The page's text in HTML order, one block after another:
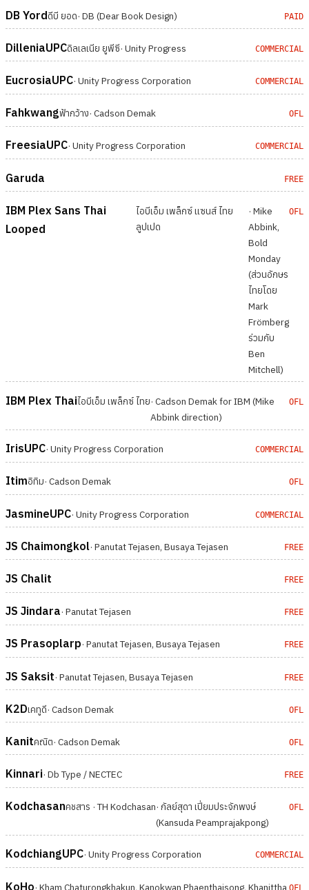
DB Yordดีบี ยอด· DB (Dear Book Design) PAID
DilleniaUPCดิลเลเนีย ยูพีซี· Unity Progress COMMERCIAL
EucrosiaUPC· Unity Progress Corporation COMMERCIAL
Fahkwangฟ้ากว้าง· Cadson Demak OFL
FreesiaUPC· Unity Progress Corporation COMMERCIAL
Garuda FREE
IBM Plex Sans Thai
Looped
ไอบีเอ็ม เพล็กซ์ แซนส์ ไทย
ลูปเปด
· Mike
Abbink,
Bold
Monday
(ส่วนอักษร
ไทยโดย
Mark
Frömberg
ร่วมกับ
Ben
Mitchell)
OFL
IBM Plex Thaiไอบีเอ็ม เพล็กซ์ ไทย· Cadson Demak for IBM (Mike
Abbink direction)
OFL
IrisUPC· Unity Progress Corporation COMMERCIAL
Itimอิทิม· Cadson Demak OFL
JasmineUPC· Unity Progress Corporation COMMERCIAL
JS Chaimongkol· Panutat Tejasen, Busaya Tejasen FREE
JS Chalit FREE
JS Jindara· Panutat Tejasen FREE
JS Prasoplarp· Panutat Tejasen, Busaya Tejasen FREE
JS Saksit· Panutat Tejasen, Busaya Tejasen FREE
K2Dเคทูดี· Cadson Demak OFL
Kanitคณิต· Cadson Demak OFL
Kinnari· Db Type / NECTEC FREE
Kodchasanคชสาร · TH Kodchasan· กัลย์สุดา เปี่ยมประจักพงษ์
(Kansuda Peamprajakpong)
OFL
KodchiangUPC· Unity Progress Corporation COMMERCIAL
KoHo· Kham Chaturongkhakun, Kanokwan Phaenthaisong, Khanittha OFL